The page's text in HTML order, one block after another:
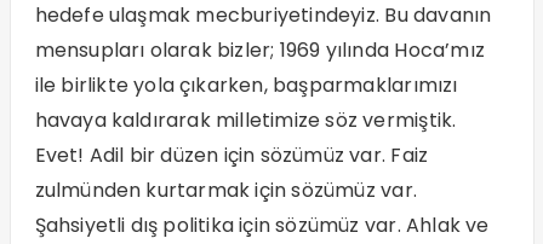
hedefe ulaşmak mecburiyetindeyiz. Bu davanın
mensupları olarak bizler; 1969 yılında Hoca’mız
ile birlikte yola çıkarken, başparmaklarımızı
havaya kaldırarak milletimize söz vermiştik.
Evet! Adil bir düzen için sözümüz var. Faiz
zulmünden kurtarmak için sözümüz var.
Şahsiyetli dış politika için sözümüz var. Ahlak ve